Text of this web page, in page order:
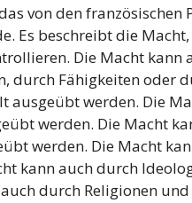
von den
Es beschreibt die
Die Macht kann
durch Fähigkeiten oder
ausgeübt werden. Die
werden. Die Macht
werden. Die Macht
kann auch durch
durch Religionen